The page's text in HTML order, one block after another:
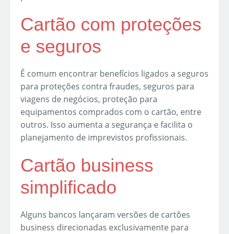
Cartão com proteções
e seguros
É comum encontrar benefícios ligados a seguros
para proteções contra fraudes, seguros para
viagens de negócios, proteção para
equipamentos comprados com o cartão, entre
outros. Isso aumenta a segurança e facilita o
planejamento de imprevistos profissionais.
Cartão business
simplificado
Alguns bancos lançaram versões de cartões
business direcionadas exclusivamente para